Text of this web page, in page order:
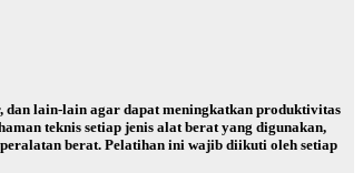
dan lain-lain agar dapat meningkatkan produktivitas
teknis setiap jenis alat berat yang digunakan,
berat. Pelatihan ini wajib diikuti oleh setiap